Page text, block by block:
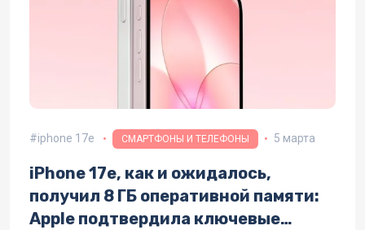
iphone 17e СМАРТФОНЫ И ТЕЛЕФОНЫ 5 марта
iPhone 17e, как и ожидалось,
получил 8 ГБ оперативной памяти:
Apple подтвердила ключевые